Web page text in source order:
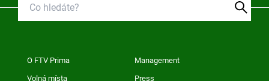
O FTV Prima Management
Volná místa Press